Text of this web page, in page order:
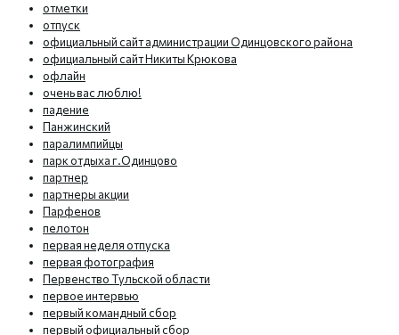
отметки
отпуск
официальный сайт администрации Одинцовского района
официальный сайт Никиты Крюкова
офлайн
очень вас люблю!
падение
Панжинский
паралимпийцы
парк отдыха г.Одинцово
партнер
партнеры акции
Парфенов
пелотон
первая неделя отпуска
первая фотография
Первенство Тульской области
первое интервью
первый командный сбор
первый официальный сбор